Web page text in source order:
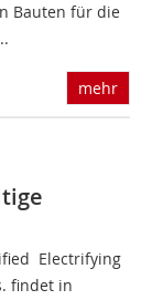
Bauten für die
mehr
 Electrifying
findet in